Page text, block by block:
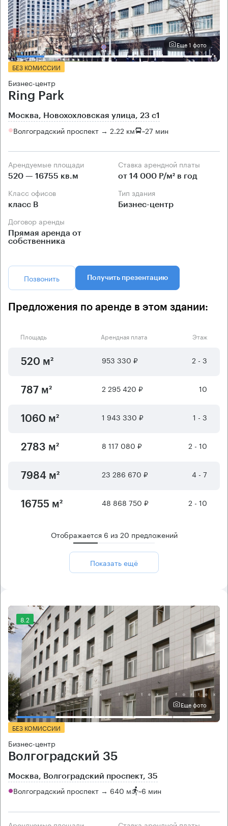
Еще 1 фото
БЕЗ КОМИССИИ
Бизнес-центр
Ring Park
Москва, Новохохловская улица, 23 с1
Волгоградский проспект → 2.22 км ~27 мин
Арендуемые площади
520 — 16755 кв.м
Ставка арендной платы
от 14 000 Р/м² в год
Класс офисов
класс B
Тип здания
Бизнес-центр
Договор аренды
Прямая аренда от
собственника
Позвонить Получить презентацию
Предложения по аренде в этом здании:
Площадь Арендная плата Этаж
520 м² 953 330 ₽ 2 - 3
787 м² 2 295 420 ₽ 10
1060 м² 1 943 330 ₽ 1 - 3
2783 м² 8 117 080 ₽ 2 - 10
7984 м² 23 286 670 ₽ 4 - 7
16755 м² 48 868 750 ₽ 2 - 10
Отображается 6 из20 предложений
Показать ещё
8.2
Еще фото
БЕЗ КОМИССИИ
Бизнес-центр
Волгоградский 35
Москва, Волгоградский проспект, 35
Волгоградский проспект → 640 м ~6 мин